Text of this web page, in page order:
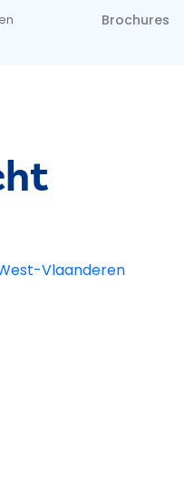
Brochures
Vlaanderen